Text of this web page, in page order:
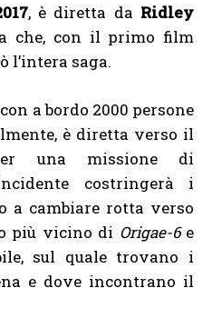
, è diretta da Ridley
che, con il primo film
l’intera saga.
con a bordo 2000 persone
è diretta verso il
una missione di
costringerà i
a cambiare rotta verso
più vicino di Origae-6e
sul quale trovano i
e dove incontrano il